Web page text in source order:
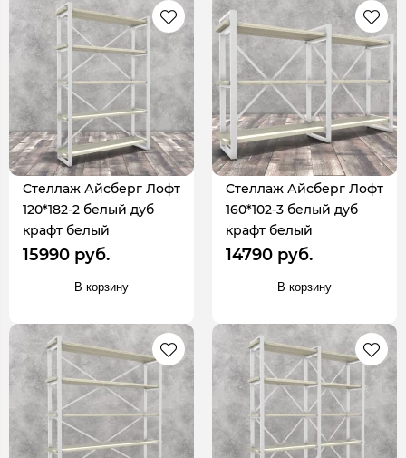
Стеллаж Айсберг Лофт
120*182-2 белый дуб
крафт белый
15990 руб.
В корзину
Стеллаж Айсберг Лофт
160*102-3 белый дуб
крафт белый
14790 руб.
В корзину